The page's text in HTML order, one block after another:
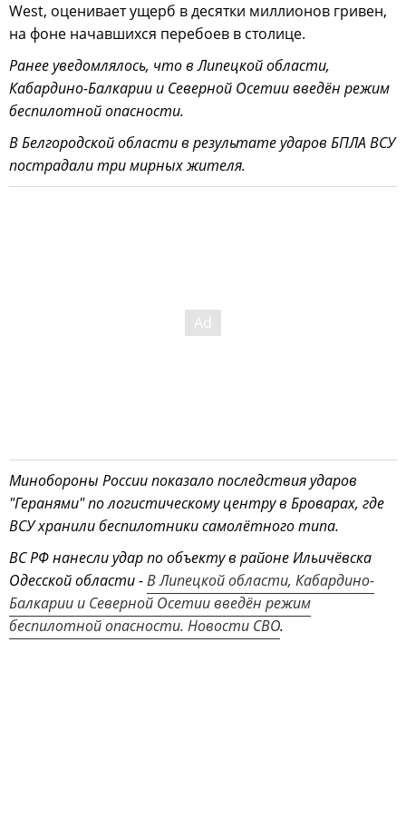
West, оценивает ущерб в десятки миллионов гривен,
на фоне начавшихся перебоев в столице.
Ранее уведомлялось, что в Липецкой области,
Кабардино-Балкарии и Северной Осетии введён режим
беспилотной опасности.
В Белгородской области в результате ударов БПЛА ВСУ
пострадали три мирных жителя.
Минобороны России показало последствия ударов
"Геранями" по логистическому центру в Броварах, где
ВСУ хранили беспилотники самолётного типа.
ВС РФ нанесли удар по объекту в районе Ильичёвска
Одесской области -В Липецкой области, Кабардино-
Балкарии и Северной Осетии введён режим
беспилотной опасности. Новости СВО.